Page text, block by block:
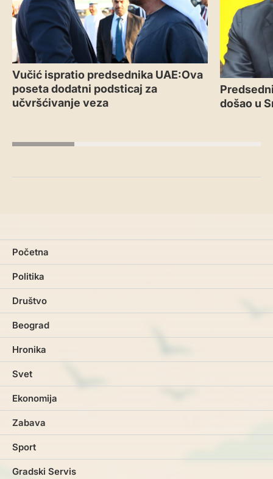
Vučić ispratio predsednika UAE:Ova
poseta dodatni podsticaj za
učvršćivanje veza
došao u
Početna
Politika
Društvo
Beograd
Hronika
Svet
Ekonomija
Zabava
Sport
Gradski Servis